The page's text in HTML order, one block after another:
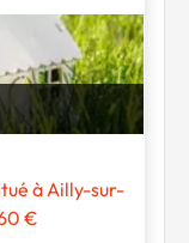
à Ailly-sur-
€